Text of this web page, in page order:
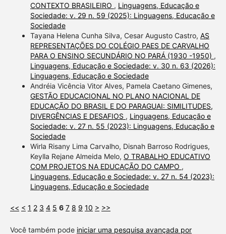
CONTEXTO BRASILEIRO , Linguagens, Educação e
Sociedade: v. 29 n. 59 (2025): Linguagens, Educação e
Sociedade
Tayana Helena Cunha Silva, Cesar Augusto Castro, AS
REPRESENTAÇÕES DO COLÉGIO PAES DE CARVALHO
PARA O ENSINO SECUNDÁRIO NO PARÁ (1930 -1950) ,
Linguagens, Educação e Sociedade: v. 30 n. 63 (2026):
Linguagens, Educação e Sociedade
Andréia Vicência Vitor Alves, Pamela Caetano Gimenes,
GESTÃO EDUCACIONAL NO PLANO NACIONAL DE
EDUCAÇÃO DO BRASIL E DO PARAGUAI: SIMILITUDES,
DIVERGÊNCIAS E DESAFIOS , Linguagens, Educação e
Sociedade: v. 27 n. 55 (2023): Linguagens, Educação e
Sociedade
Wirla Risany Lima Carvalho, Disnah Barroso Rodrigues,
Keylla Rejane Almeida Melo, O TRABALHO EDUCATIVO
COM PROJETOS NA EDUCAÇÃO DO CAMPO ,
Linguagens, Educação e Sociedade: v. 27 n. 54 (2023):
Linguagens, Educação e Sociedade
<< < 1 2 3 4 5 6 7 8 9 10 > >>
Você também pode iniciar uma pesquisa avançada por